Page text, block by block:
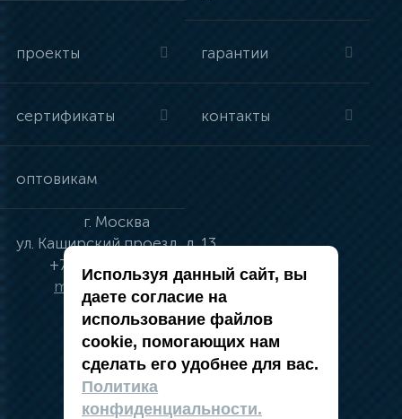
проекты гарантии
сертификаты контакты
оптовикам
г. Москва
ул. Каширский проезд, д. 13
+7 (495) 134-41-83
moskva@vincci.ru
политика в отношении обработки
персональных данных
публичная оферта
Используя данный сайт, вы
даете согласие на
использование файлов
cookie, помогающих нам
сделать его удобнее для вас.
Политика
конфиденциальности.